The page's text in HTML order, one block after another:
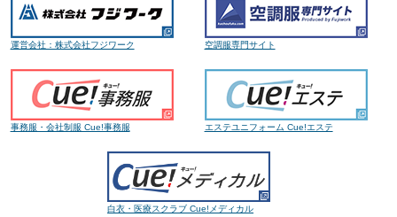
運営会社：株式会社フジワーク 空調服専門サイト
事務服・会社制服 Cue!事務服 エステユニフォーム Cue!エステ
白衣・医療スクラブ Cue!メディカル